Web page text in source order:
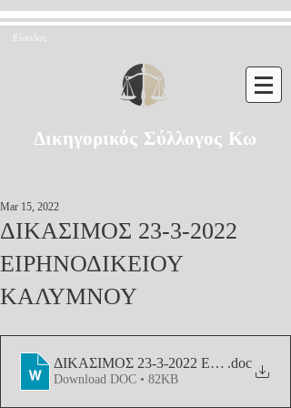
Είσοδος
Δικηγορικός Σύλλογος Κω
ΔΙΚΑΣΙΜΟΣ 23-3-2022
ΕΙΡΗΝΟΔΙΚΕΙΟΥ
ΚΑΛΥΜΝΟΥ
Mar 15, 2022
ΔΙΚΑΣΙΜΟΣ 23-3-2022 .doc
Download DOC • 82KB